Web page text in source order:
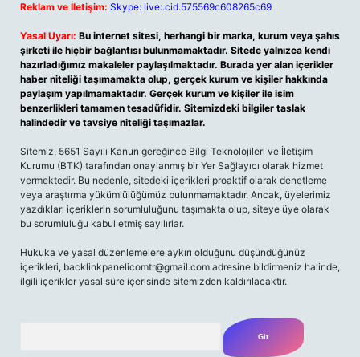
Reklam ve İletişim: Skype: live:.cid.575569c608265c69
Yasal Uyarı: Bu internet sitesi, herhangi bir marka, kurum veya şahıs
şirketi ile hiçbir bağlantısı bulunmamaktadır. Sitede yalnızca kendi
hazırladığımız makaleler paylaşılmaktadır. Burada yer alan içerikler
haber niteliği taşımamakta olup, gerçek kurum ve kişiler hakkında
paylaşım yapılmamaktadır. Gerçek kurum ve kişiler ile isim
benzerlikleri tamamen tesadüfidir. Sitemizdeki bilgiler taslak
halindedir ve tavsiye niteliği taşımazlar.
Sitemiz, 5651 Sayılı Kanun gereğince Bilgi Teknolojileri ve İletişim
Kurumu (BTK) tarafından onaylanmış bir Yer Sağlayıcı olarak hizmet
vermektedir. Bu nedenle, sitedeki içerikleri proaktif olarak denetleme
veya araştırma yükümlülüğümüz bulunmamaktadır. Ancak, üyelerimiz
yazdıkları içeriklerin sorumluluğunu taşımakta olup, siteye üye olarak
bu sorumluluğu kabul etmiş sayılırlar.
Hukuka ve yasal düzenlemelere aykırı olduğunu düşündüğünüz
içerikleri, backlinkpanelicomtr@gmail.com adresine bildirmeniz halinde,
ilgili içerikler yasal süre içerisinde sitemizden kaldırılacaktır.